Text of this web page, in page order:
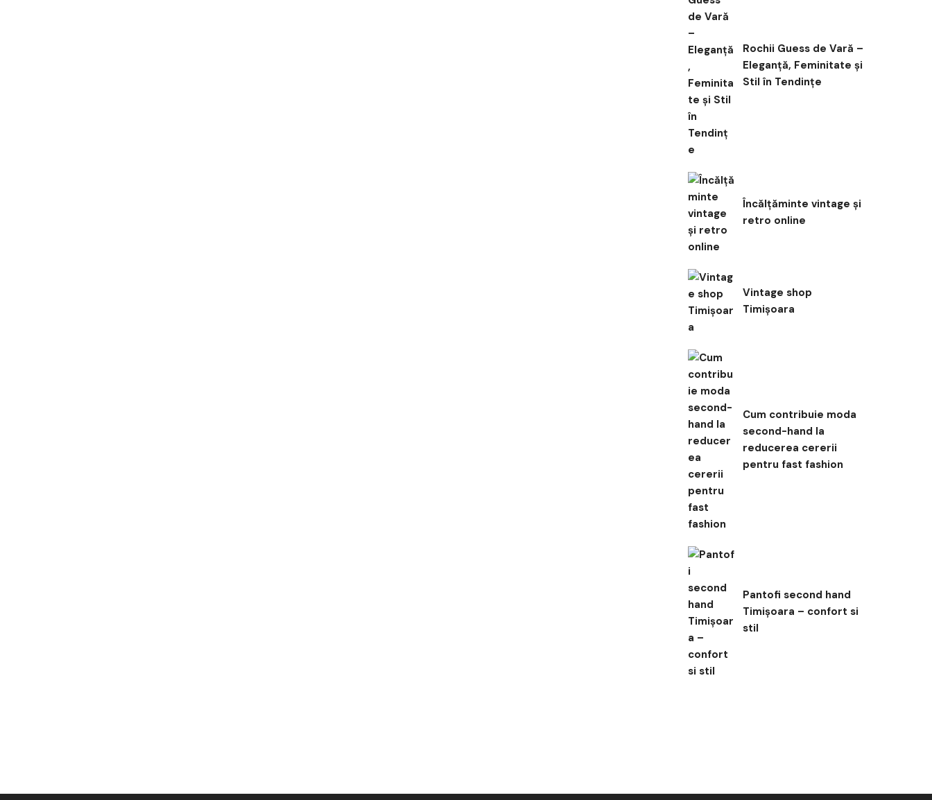
Rochii Guess de Vară –
Eleganță, Feminitate și
Stil în Tendințe
Încălțăminte vintage și
retro online
Vintage shop
Timișoara
Cum contribuie moda
second-hand la
reducerea cererii
pentru fast fashion
Pantofi second hand
Timișoara – confort si
stil